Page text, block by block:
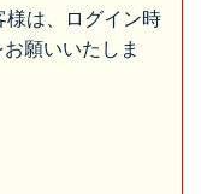
は、ログイン時
願いいたしま